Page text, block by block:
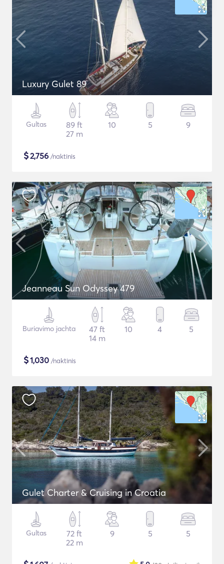
Luxury Gulet 89
Gultas
89 ft
27 m
10 5 9
$2,756 /naktinis
Jeanneau Sun Odyssey 479
Buriavimo jachta
47 ft
14 m
10 4 5
$1,030 /naktinis
Gulet Charter & Cruising in Croatia
Gultas
72 ft
22 m
9 5 5